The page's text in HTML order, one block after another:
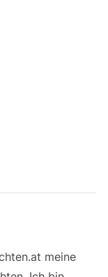
meine